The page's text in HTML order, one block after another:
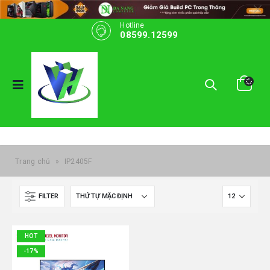
Hotline
08599.12599
Trang chủ » IP2405F
FILTER
HOT
-17%